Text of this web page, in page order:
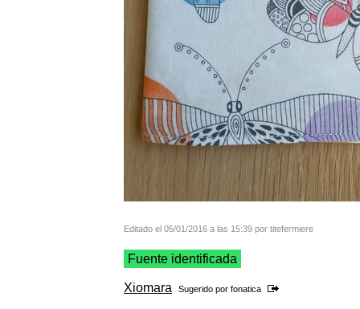
Editado el 05/01/2016 a las 15:39 por titefermiere
Fuente identificada
Xiomara Sugerido por fonatica